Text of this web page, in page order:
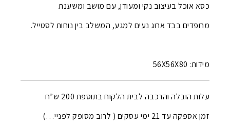
כסא אוכל בעיצוב נקי ומעודן, עם מושב ומשענת
מרופדים בבד ארוג נעים למגע, המשלב בין נוחות לסטייל.
מידות: 56X56X80
עלות הובלה והרכבה לבית הלקוח בתוספת 200 ש”ח
זמן אספקה עד 21 ימי עסקים ( לרוב מסופק לפניי…)